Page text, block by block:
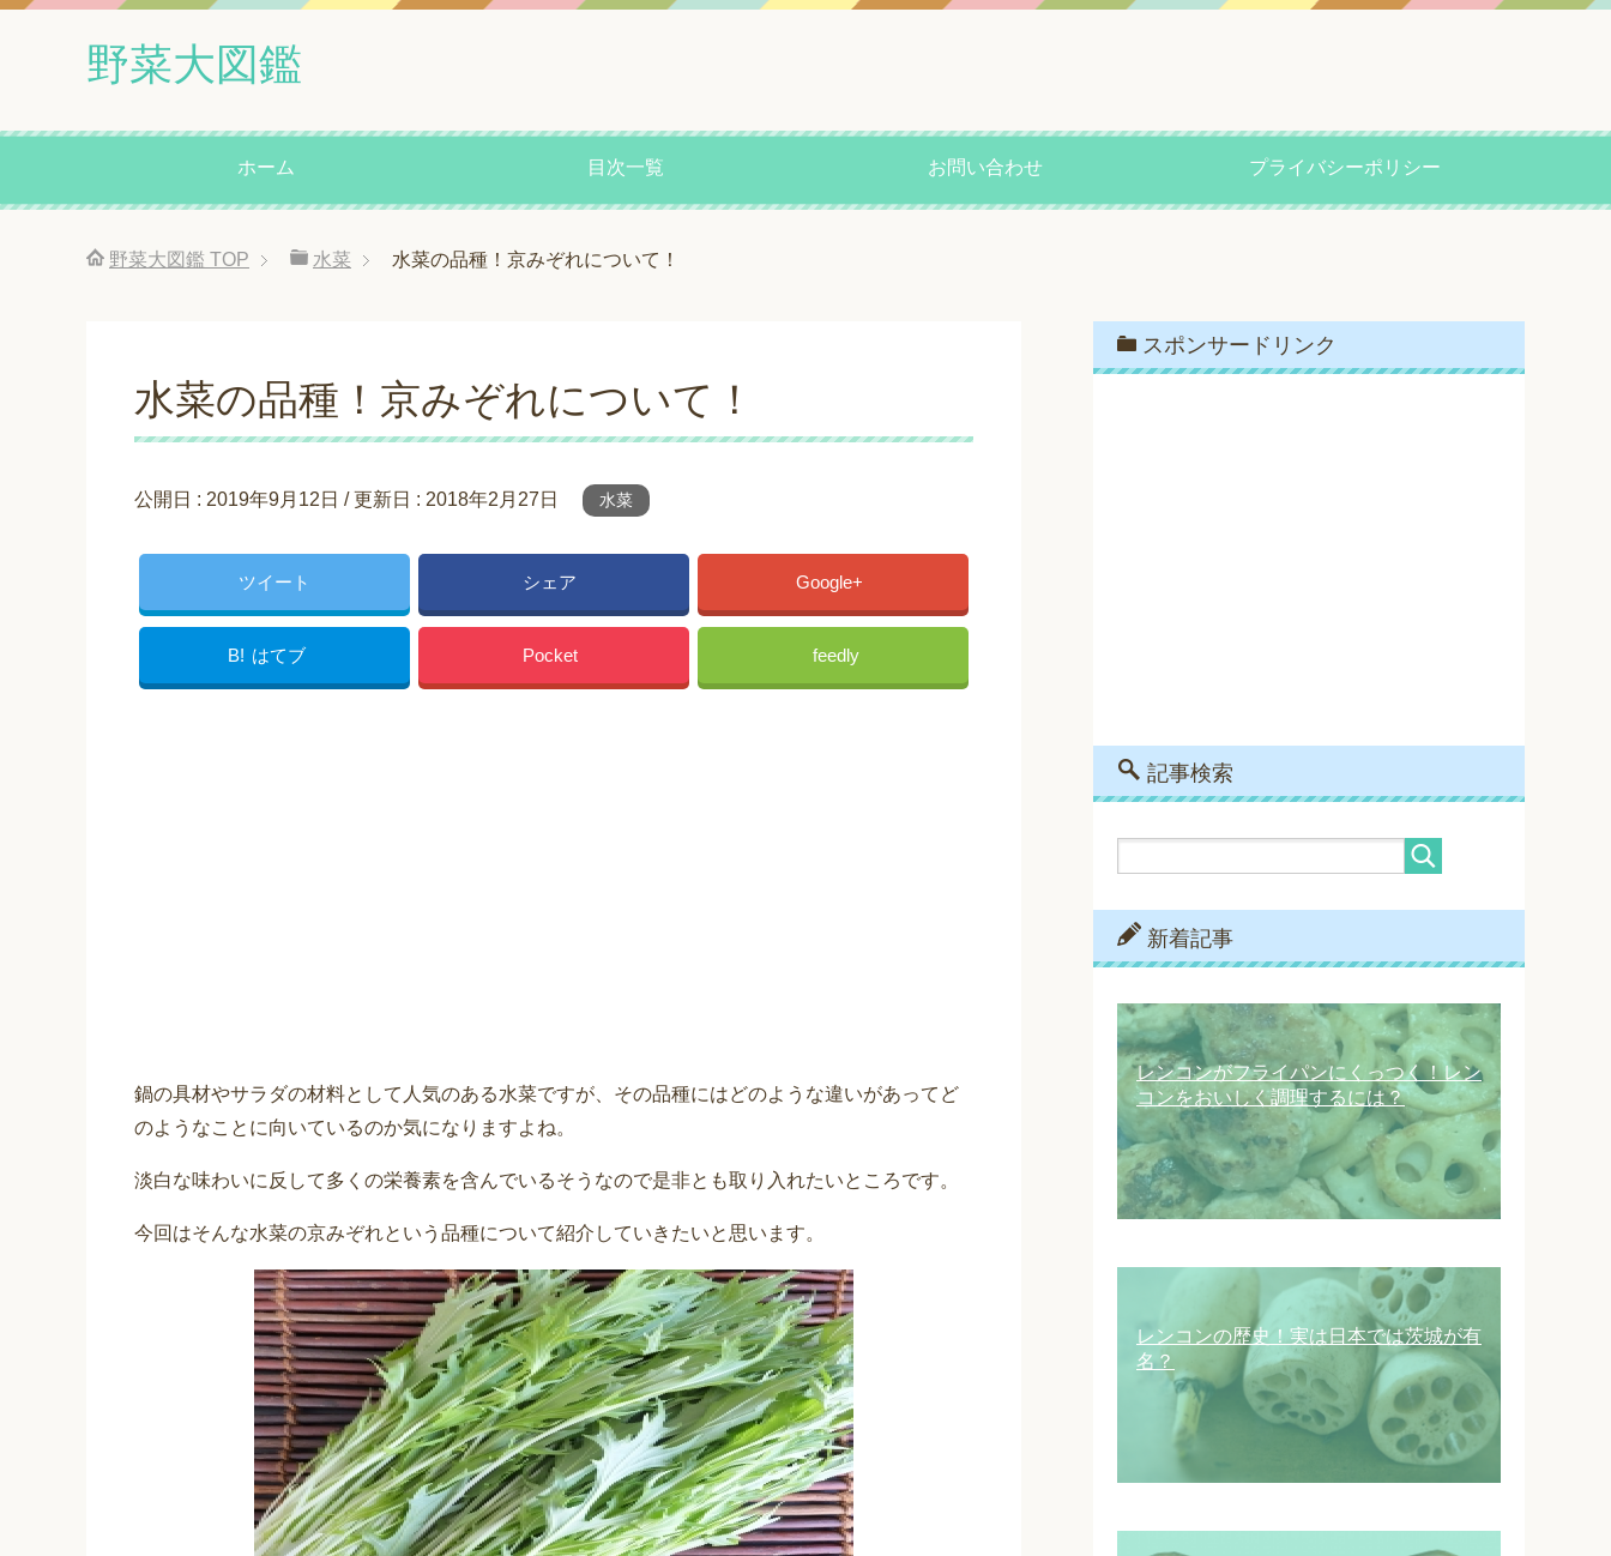
野菜大図鑑
ホーム 目次一覧 お問い合わせ プライバシーポリシー
野菜大図鑑 TOP 水菜 水菜の品種！京みぞれについて！
水菜の品種！京みぞれについて！
公開日 : 2019年9月12日 / 更新日 : 2018年2月27日 水菜
ツイート シェア Google+
B! はてブ Pocket feedly
鍋の具材やサラダの材料として人気のある水菜ですが、その品種にはどのような違いがあってど
のようなことに向いているのか気になりますよね。
淡白な味わいに反して多くの栄養素を含んでいるそうなので是非とも取り入れたいところです。
今回はそんな水菜の京みぞれという品種について紹介していきたいと思います。
スポンサードリンク
記事検索
新着記事
レンコンがフライパンにくっつく！レン
コンをおいしく調理するには？
レンコンの歴史！実は日本では茨城が有
名？